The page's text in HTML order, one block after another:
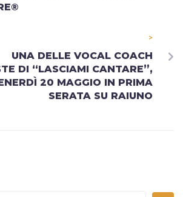
>
UNA DELLE VOCAL COACH
DI “LASCIAMI CANTARE”,
20 MAGGIO IN PRIMA
SERATA SU RAIUNO